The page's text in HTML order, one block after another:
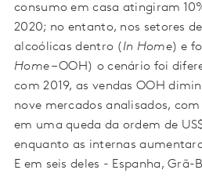
consumo em casa atingiram
2020; no entanto, nos setores de
alcoólicas dentro (In Home) e
Home– OOH) o cenário foi
com 2019, as vendas OOH
nove mercados analisados,
em uma queda da ordem de
enquanto as internas
E em seis deles - Espanha, Grã-